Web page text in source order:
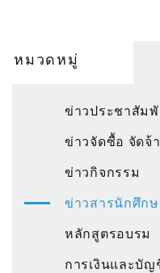
หมวดหมู่
ข่าวประชาสัม
ข่าวจัดซื้อ จัดจ้
ข่าวกิจกรรม
ข่าวสารนักศึกษ
หลักสูตรอบรม
การเงินและบัญ